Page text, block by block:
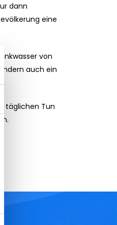
dann
eine
von
auch ein
täglichen Tun